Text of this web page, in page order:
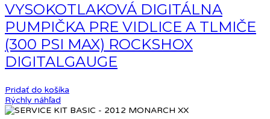
VYSOKOTLAKOVÁ DIGITÁLNA
PUMPIČKA PRE VIDLICE A TLMIČE
(300 PSI MAX) ROCKSHOX
DIGITALGAUGE
Pridať do košíka
Rýchly náhľad